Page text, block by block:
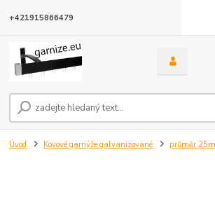
+421915866479
Úvod Kovové garnýže galvanizované průměr